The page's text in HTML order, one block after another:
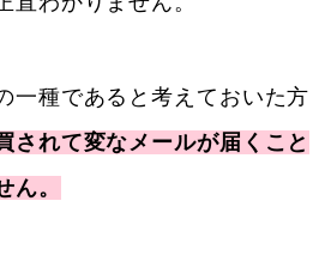
一種であると考えておいた方
されて変なメールが届くこと
ん。